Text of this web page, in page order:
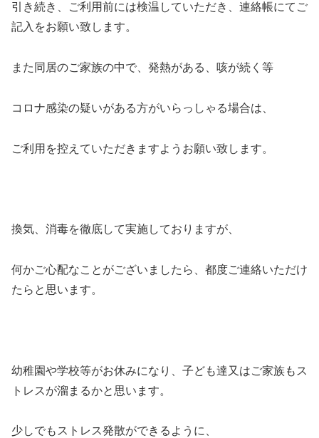
引き続き、ご利用前には検温していただき、連絡帳にてご
記入をお願い致します。
また同居のご家族の中で、発熱がある、咳が続く等
コロナ感染の疑いがある方がいらっしゃる場合は、
ご利用を控えていただきますようお願い致します。
換気、消毒を徹底して実施しておりますが、
何かご心配なことがございましたら、都度ご連絡いただけ
たらと思います。
幼稚園や学校等がお休みになり、子ども達又はご家族もス
トレスが溜まるかと思います。
少しでもストレス発散ができるように、